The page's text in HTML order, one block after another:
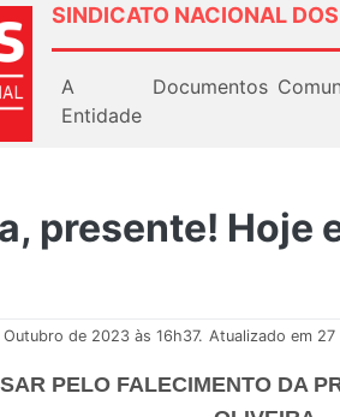
SINDICATO NACIONAL
A
Entidade
Documentos
presente! Hoje
de 2023 às 16h37. Atualizado em
PELO FALECIMENTO DA